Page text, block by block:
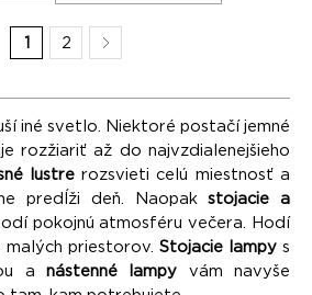
2
iné svetlo. Niektoré postačí jemné
rozžiariť až do najvzdialenejšieho
lustrerozsvieti celú miestnosť a
predĺži deň. Naopakstojacie a
pokojnú atmosféru večera. Hodí
priestorov. Stojacie lampys
a nástenné lampy vám navyše